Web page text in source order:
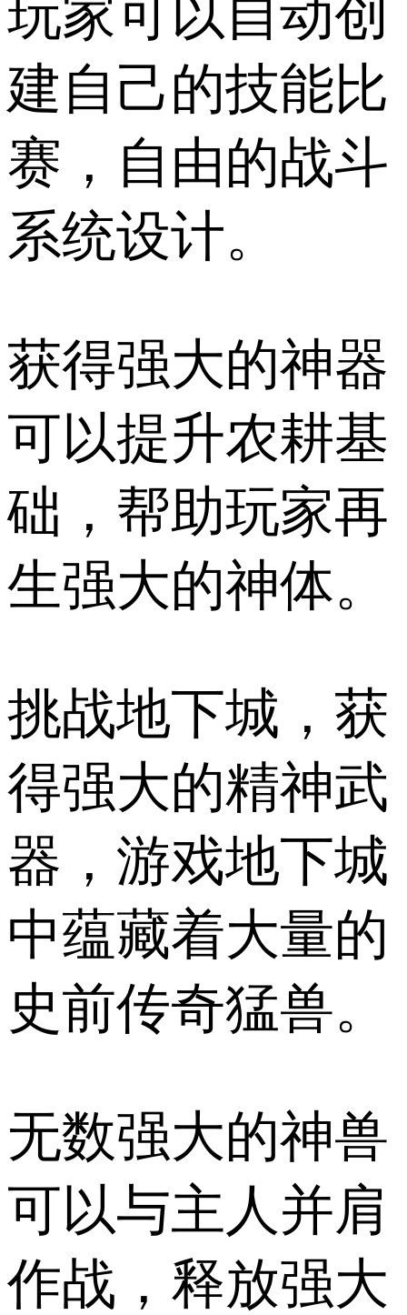
玩家可以自动创
建自己的技能比
赛，自由的战斗
系统设计。
获得强大的神器
可以提升农耕基
础，帮助玩家再
生强大的神体。
挑战地下城，获
得强大的精神武
器，游戏地下城
中蕴藏着大量的
史前传奇猛兽。
无数强大的神兽
可以与主人并肩
作战，释放强大